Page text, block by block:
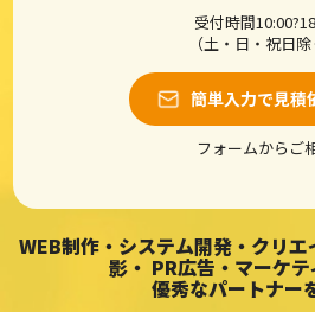
簡単入力で見積
フォームからご
受付時間
（土・日・祝日除
WEB制作・システム開発・クリ
影・ PR広告・マーケテ
優秀なパートナー